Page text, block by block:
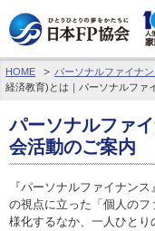
わたしたちのくらしとお
FPに相談する
FP資格取得を目指す
FP技能検定
HOME パーソナルファイナ
経済教育)とは｜パーソナルファ
パーソナルファ
会活動のご案内
『パーソナルファイナン
の視点に立った「個人の
様化するなか、一人ひと